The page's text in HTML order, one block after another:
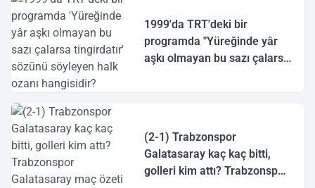
1999'da TRT'deki bir
programda "Yüreğinde yâr
aşkı olmayan bu sazı çalarsa
(2-1) Trabzonspor
Galatasaray kaç kaç bitti,
golleri kim attı? Trabzonspor